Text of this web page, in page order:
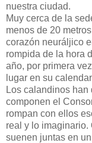
nuestra ciudad.
Muy cerca de la
menos de 20
corazón neuráljico
rompida de la hora
año, por primera
lugar en su
Los calandinos
componen el
rompan con ellos
real y lo imaginario.
suenen juntas en